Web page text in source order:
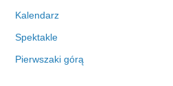
Kalendarz
Spektakle
Pierwszaki górą